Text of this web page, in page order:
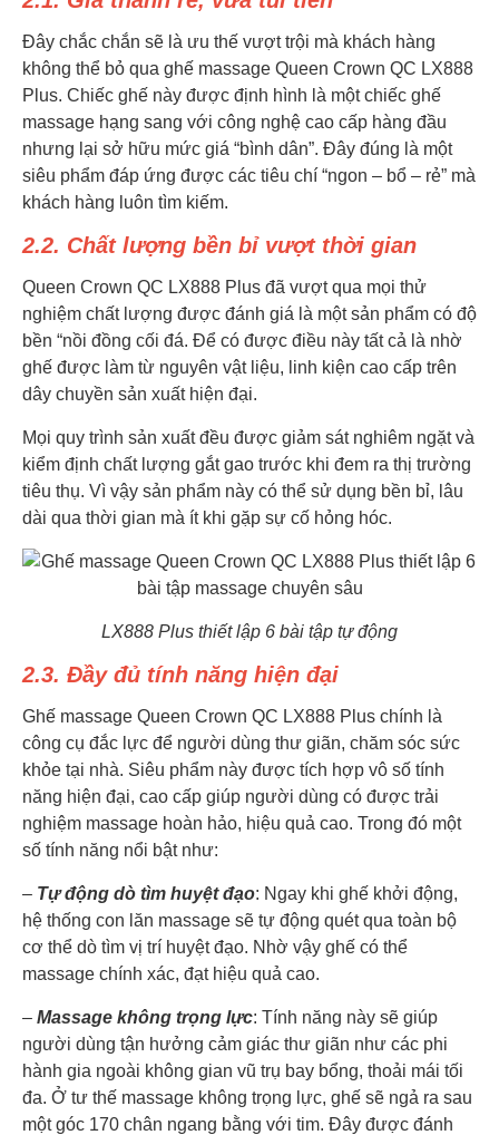
Đây chắc chắn sẽ là ưu thế vượt trội mà khách hàng
không thể bỏ qua ghế massage Queen Crown QC LX888
Plus. Chiếc ghế này được định hình là một chiếc ghế
massage hạng sang với công nghệ cao cấp hàng đầu
nhưng lại sở hữu mức giá “bình dân”. Đây đúng là một
siêu phẩm đáp ứng được các tiêu chí “ngon – bổ – rẻ” mà
khách hàng luôn tìm kiếm.
2.2. Chất lượng bền bỉ vượt thời gian
Queen Crown QC LX888 Plus đã vượt qua mọi thử
nghiệm chất lượng được đánh giá là một sản phẩm có độ
bền “nồi đồng cối đá. Để có được điều này tất cả là nhờ
ghế được làm từ nguyên vật liệu, linh kiện cao cấp trên
dây chuyền sản xuất hiện đại.
Mọi quy trình sản xuất đều được giảm sát nghiêm ngặt và
kiểm định chất lượng gắt gao trước khi đem ra thị trường
tiêu thụ. Vì vậy sản phẩm này có thể sử dụng bền bỉ, lâu
dài qua thời gian mà ít khi gặp sự cố hỏng hóc.
LX888 Plus thiết lập 6 bài tập tự động
2.3. Đầy đủ tính năng hiện đại
Ghế massage Queen Crown QC LX888 Plus chính là
công cụ đắc lực để người dùng thư giãn, chăm sóc sức
khỏe tại nhà. Siêu phẩm này được tích hợp vô số tính
năng hiện đại, cao cấp giúp người dùng có được trải
nghiệm massage hoàn hảo, hiệu quả cao. Trong đó một
số tính năng nổi bật như:
– Tự động dò tìm huyệt đạo: Ngay khi ghế khởi động,
hệ thống con lăn massage sẽ tự động quét qua toàn bộ
cơ thể dò tìm vị trí huyệt đạo. Nhờ vậy ghế có thể
massage chính xác, đạt hiệu quả cao.
– Massage không trọng lực: Tính năng này sẽ giúp
người dùng tận hưởng cảm giác thư giãn như các phi
hành gia ngoài không gian vũ trụ bay bổng, thoải mái tối
đa. Ở tư thế massage không trọng lực, ghế sẽ ngả ra sau
một góc 170 chân ngang bằng với tim. Đây được đánh